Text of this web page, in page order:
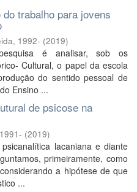
trabalho para jovens
1992- (2019)
é analisar, sob os
Cultural, o papel da escola
do sentido pessoal de
Ensino ...
de psicose na
(2019)
lacaniana e diante
primeiramente, como
a hipótese de que
...